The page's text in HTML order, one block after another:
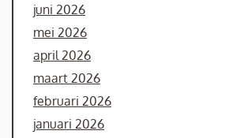
juni 2026
mei 2026
april 2026
maart 2026
februari 2026
januari 2026